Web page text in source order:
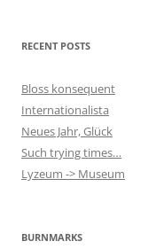
RECENT POSTS
Bloss konsequent
Internationalista
Neues Jahr, Glück
Such trying times…
Lyzeum -> Museum
BURNMARKS